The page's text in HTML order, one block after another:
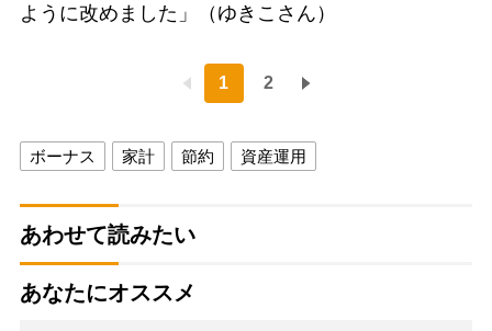
ように改めました」（ゆきこさん）
1 2
ボーナス 家計 節約 資産運用
あわせて読みたい
あなたにオススメ